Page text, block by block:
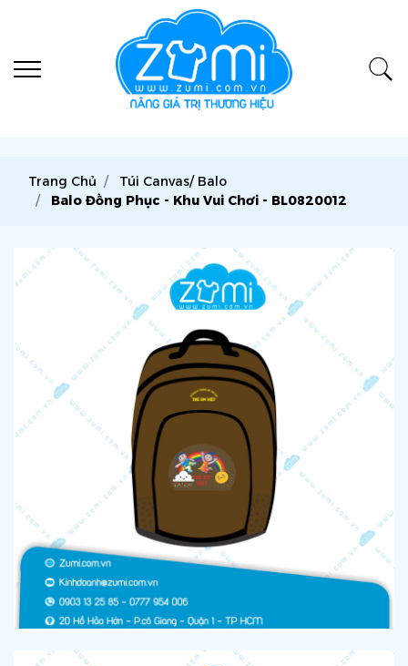
Trang Chủ
Túi Canvas/ Balo
Balo Đồng Phục - Khu Vui Chơi - BL0820012